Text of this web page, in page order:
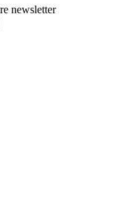
newsletter